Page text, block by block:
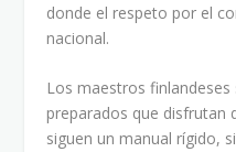
donde el respeto por el
nacional.
Los maestros
preparados que disfrutan
siguen un manual rígido,